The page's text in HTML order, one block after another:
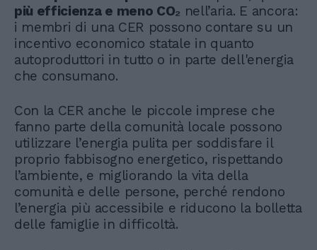
più efficienza e meno CO₂ nell’aria. E ancora:
i membri di una CER possono contare su un
incentivo economico statale in quanto
autoproduttori in tutto o in parte dell'energia
che consumano.
Con la CER anche le piccole imprese che
fanno parte della comunità locale possono
utilizzare l’energia pulita per soddisfare il
proprio fabbisogno energetico, rispettando
l’ambiente, e migliorando la vita della
comunità e delle persone, perché rendono
l’energia più accessibile e riducono la bolletta
delle famiglie in difficoltà.